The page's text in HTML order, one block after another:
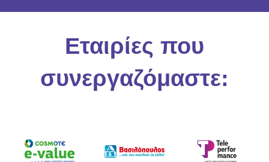
Εταιρίες που
συνεργαζόμαστε: